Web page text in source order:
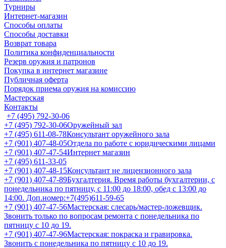
Турниры
Интернет-магазин
Способы оплаты
Способы доставки
Возврат товара
Политика конфиденциальности
Резерв оружия и патронов
Покупка в интернет магазине
Публичная оферта
Порядок приема оружия на комиссию
Мастерская
Контакты
+7 (495) 792-30-06
+7 (495) 792-30-06Оружейный зал
+7 (495) 611-08-78Консультант оружейного зала
+7 (901) 407-48-05Отдела по работе с юридическими лицами
+7 (901) 407-47-54Интернет магазин
+7 (495) 611-33-05
+7 (901) 407-48-15Консультант не лицензионного зала
+7 (901) 407-47-89Бухгалтерия. Время работы бухгалтерии, с
понедельника по пятницу, с 11:00 до 18:00, обед с 13:00 до
14:00. Доп.номер:+7(495)611-59-65
+7 (901) 407-47-56Мастерская: слесарь/мастер-ложевщик.
Звонить только по вопросам ремонта с понедельника по
пятницу с 10 до 19.
+7 (901) 407-47-96Мастерская: покраска и гравировка.
Звонить с понедельника по пятницу с 10 до 19.